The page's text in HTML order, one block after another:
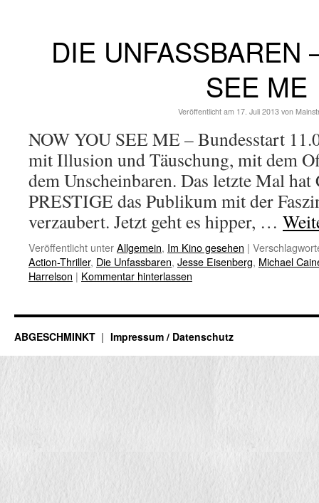
DIE UNFASSBAREN
SEE ME
Veröffentlicht am 17. Juli 2013 von
NOW YOU SEE ME – Bundesstart
mit Illusion und Täuschung, mit dem
dem Unscheinbaren. Das letzte Mal
PRESTIGE das Publikum mit der
verzaubert. Jetzt geht es hipper, …
Veröffentlicht unterAllgemein, Im Kino gesehen |
Action-Thriller, Die Unfassbaren, Jesse Eisenberg, Michael
Harrelson | Kommentar hinterlassen
ABGESCHMINKT Impressum / Datenschutz